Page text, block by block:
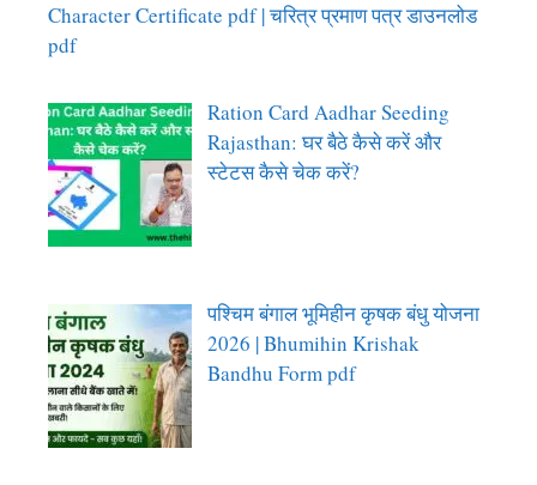
Character Certificate pdf | चरित्र प्रमाण पत्र डाउनलोड
pdf
Ration Card Aadhar Seeding
Rajasthan: घर बैठे कैसे करें और
स्टेटस कैसे चेक करें?
पश्चिम बंगाल भूमिहीन कृषक बंधु योजना
2026 | Bhumihin Krishak
Bandhu Form pdf